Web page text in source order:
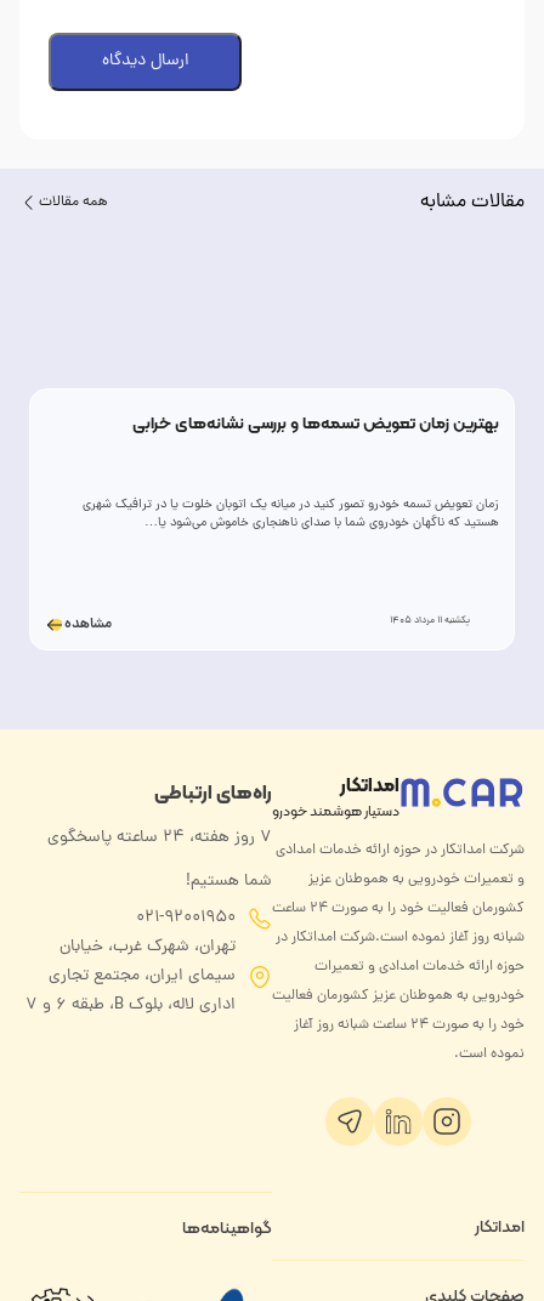
ارسال دیدگاه
مقالات مشابه همه مقالات
بهترین زمان تعویض تسمه‌ها و بررسی نشانه‌های خرابی
زمان تعویض تسمه خودرو تصور کنید در میانه یک اتوبان خلوت یا در ترافیک شهری
هستید که ناگهان خودروی شما با صدای ناهنجاری خاموش می‌شود یا…
یکشنبه 11 مرداد 1405 مشاهده
امداتکار
دستیار هوشمند خودرو
شرکت امداتکار در حوزه ارائه خدمات امدادی
و تعمیرات خودرویی به هموطنان عزیز
کشورمان فعالیت خود را به صورت ۲۴ ساعت
شبانه روز آغاز نموده است.شرکت امداتکار در
حوزه ارائه خدمات امدادی و تعمیرات
خودرویی به هموطنان عزیز کشورمان فعالیت
خود را به صورت ۲۴ ساعت شبانه روز آغاز
نموده است.
راه‌های ارتباطی
۷ روز هفته، ۲۴ ساعته پاسخگوی
شما هستیم!
021-92001950
تهران، شهرک غرب، خیابان
سیمای ایران، مجتمع تجاری
اداری لاله، بلوک B، طبقه ۶ و 7
امداتکار
درباره ما
صفحات کلیدی
گواهینامه‌ها